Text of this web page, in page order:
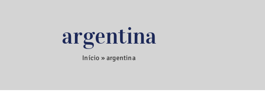
argentina
Início »argentina